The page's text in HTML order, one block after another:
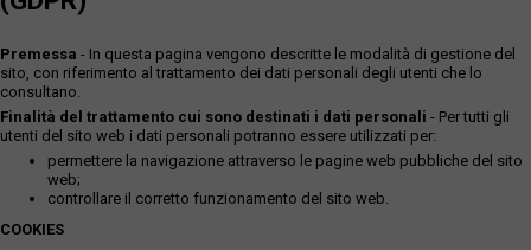
Premessa - In questa pagina vengono descritte le modalità di gestione del
sito, con riferimento al trattamento dei dati personali degli utenti che lo
consultano.
Finalità del trattamento cui sono destinati i dati personali - Per tutti gli
utenti del sito web i dati personali potranno essere utilizzati per:
permettere la navigazione attraverso le pagine web pubbliche del sito
web;
controllare il corretto funzionamento del sito web.
COOKIES